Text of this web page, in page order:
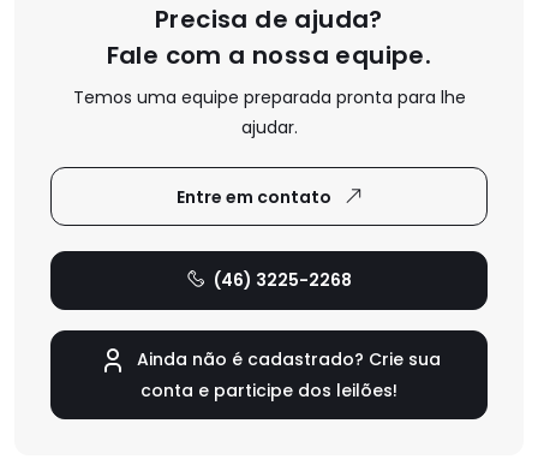
Precisa de ajuda?
Fale com a nossa equipe.
Temos uma equipe preparada pronta para lhe
ajudar.
Entre em contato
(46) 3225-2268
Ainda não é cadastrado? Crie sua
conta e participe dos leilões!